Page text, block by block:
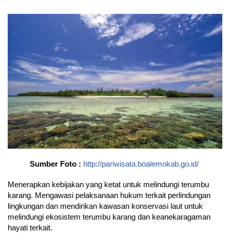
Sumber Foto : http://pariwisata.boalemokab.go.id/
Menerapkan kebijakan yang ketat untuk melindungi terumbu
karang. Mengawasi pelaksanaan hukum terkait perlindungan
lingkungan dan mendirikan kawasan konservasi laut untuk
melindungi ekosistem terumbu karang dan keanekaragaman
hayati terkait.